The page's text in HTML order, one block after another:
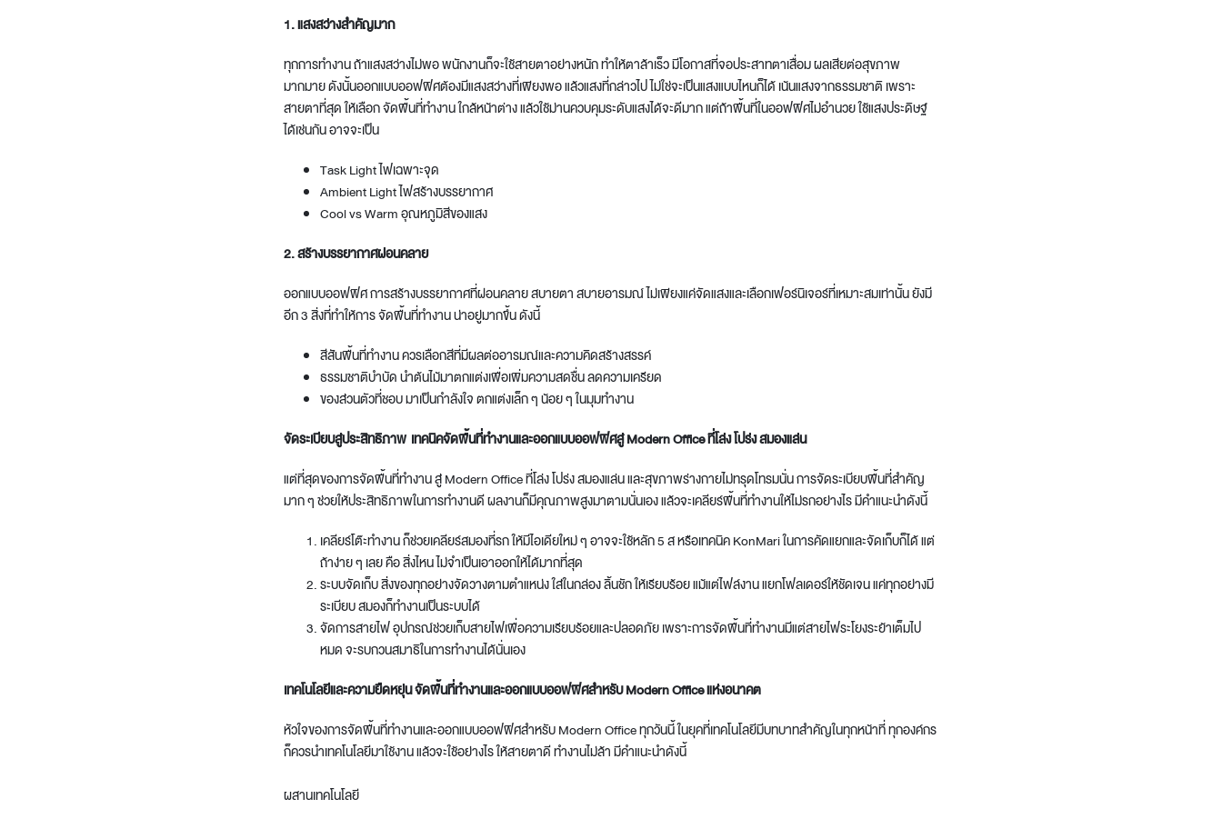
1. แสงสว่างสำคัญมาก
ทุกการทำงาน ถ้าแสงสว่างไม่พอ พนักงานก็จะใช้สายตาอย่างหนัก ทำให้ตาล้าเร็ว มีโอกาสที่จอประสาทตาเสื่อม ผลเสียต่อสุขภาพ
มากมาย ดังนั้นออกแบบออฟฟิศต้องมีแสงสว่างที่เพียงพอ แล้วแสงที่กล่าวไป ไม่ใช่จะเป็นแสงแบบไหนก็ได้ เน้นแสงจากธรรมชาติ เพราะ
สายตาที่สุด ให้เลือก จัดพื้นที่ทำงาน ใกล้หน้าต่าง แล้วใช้ม่านควบคุมระดับแสงได้จะดีมาก แต่ถ้าพื้นที่ในออฟฟิศไม่อำนวย ใช้แสงประดิษฐ์
ได้เช่นกัน อาจจะเป็น
Task Light ไฟเฉพาะจุด
Ambient Light ไฟสร้างบรรยากาศ
Cool vs Warm อุณหภูมิสีของแสง
2. สร้างบรรยากาศผ่อนคลาย
ออกแบบออฟฟิศการสร้างบรรยากาศที่ผ่อนคลาย สบายตา สบายอารมณ์ ไม่เพียงแค่จัดแสงและเลือกเฟอร์นิเจอร์ที่เหมาะสมเท่านั้น ยังมี
อีก 3 สิ่งที่ทำให้การ จัดพื้นที่ทำงาน น่าอยู่มากขึ้น ดังนี้
สีสันพื้นที่ทำงาน ควรเลือกสีที่มีผลต่ออารมณ์และความคิดสร้างสรรค์
ธรรมชาติบำบัด นำต้นไม้มาตกแต่งเพื่อเพิ่มความสดชื่น ลดความเครียด
ของส่วนตัวที่ชอบ มาเป็นกำลังใจ ตกแต่งเล็ก ๆ น้อย ๆ ในมุมทำงาน
จัดระเบียบสู่ประสิทธิภาพ เทคนิคจัดพื้นที่ทำงานและออกแบบออฟฟิศสู่Modern Officeที่โล่ง โปร่ง สมองแล่น
แต่ที่สุดของการจัดพื้นที่ทำงานสู่Modern Officeที่โล่ง โปร่ง สมองแล่น และสุขภาพร่างกายไม่ทรุดโทรมนั่น การจัดระเบียบพื้นที่สำคัญ
มาก ๆ ช่วยให้ประสิทธิภาพในการทำงานดี ผลงานก็มีคุณภาพสูงมาตามนั่นเอง แล้วจะเคลียร์พื้นที่ทำงานให้ไม่รกอย่างไร มีคำแนะนำดังนี้
เคลียร์โต๊ะทำงาน ก็ช่วยเคลียร์สมองที่รก ให้มีไอเดียใหม่ ๆ อาจจะใช้หลัก 5 ส หรือเทคนิค KonMari ในการคัดแยกและจัดเก็บก็ได้ แต่
ถ้าง่าย ๆ เลย คือ สิ่งไหน ไม่จำเป็นเอาออกให้ได้มากที่สุด
ระบบจัดเก็บ สิ่งของทุกอย่างจัดวางตามตำแหน่ง ใส่ในกล่อง ลิ้นชัก ให้เรียบร้อย แม้แต่ไฟล์งาน แยกโฟลเดอร์ให้ชัดเจน แค่ทุกอย่างมี
ระเบียบ สมองก็ทำงานเป็นระบบได้
จัดการสายไฟ อุปกรณ์ช่วยเก็บสายไฟเพื่อความเรียบร้อยและปลอดภัย เพราะการจัดพื้นที่ทำงานมีแต่สายไฟระโยงระย้าเต็มไป
หมด จะรบกวนสมาธิในการทำงานได้นั่นเอง
เทคโนโลยีและความยืดหยุ่น จัดพื้นที่ทำงานและออกแบบออฟฟิศสำหรับModern Officeแห่งอนาคต
หัวใจของการจัดพื้นที่ทำงานและออกแบบออฟฟิศสำหรับModern Officeทุกวันนี้ ในยุคที่เทคโนโลยีมีบทบาทสำคัญในทุกหน้าที่ ทุกองค์กร
ก็ควรนำเทคโนโลยีมาใช้งาน แล้วจะใช้อย่างไร ให้สายตาดี ทำงานไม่ล้า มีคำแนะนำดังนี้
ผสานเทคโนโลยี